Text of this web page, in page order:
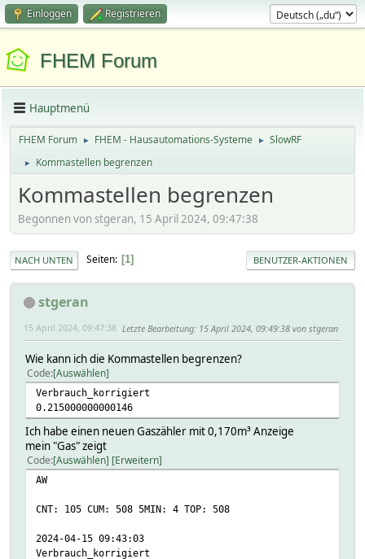
Einloggen Registrieren
FHEM Forum
Hauptmenü
FHEM Forum ► FHEM - Hausautomations-Systeme ► SlowRF
► Kommastellen begrenzen
Kommastellen begrenzen
Begonnen von stgeran, 15 April 2024, 09:47:38
NACH UNTEN Seiten 1 BENUTZER-AKTIONEN
stgeran
15 April 2024, 09:47:38 Letzte Bearbeitung: 15 April 2024, 09:49:38 von stgeran
Wie kann ich die Kommastellen begrenzen?
Code Auswählen
Verbrauch_korrigiert
0.215000000000146
Ich habe einen neuen Gaszähler mit 0,170m³ Anzeige
mein "Gas" zeigt
Code Auswählen Erweitern
AW
CNT: 105 CUM: 508 5MIN: 4 TOP: 508
2024-04-15 09:43:03
Verbrauch_korrigiert